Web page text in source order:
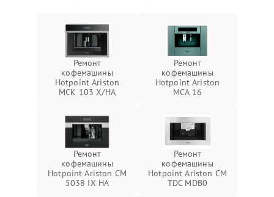
Ремонт
кофемашины
Hotpoint Ariston
MCK 103 X/HA
Ремонт
кофемашины
Hotpoint Ariston
MCA 16
Ремонт
кофемашины
Hotpoint Ariston CM
5038 IX HA
Ремонт
кофемашины
Hotpoint Ariston CM
TDC MDB0